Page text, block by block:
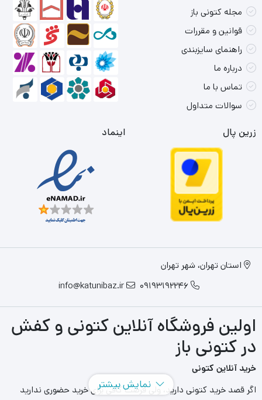
مجله کتونی باز
قوانین و مقررات
راهنمای سایزبندی
درباره ما
تماس با ما
سوالات متداول
زرین پال اینماد
استان تهران، شهر تهران
09193192246
info@katunibaz.ir
اولین فروشگاه آنلاین کتونی و کفش
در کتونی باز
خرید آنلاین کتونی
اگر قصد خرید کتونی دارید، ولی فرصت کافی برای خرید حضوری ندارید
نمایش بیشتر